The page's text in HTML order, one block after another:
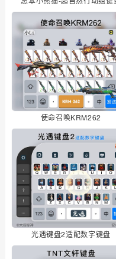
使命召唤KRM262
光遇键盘2适配数字键盘